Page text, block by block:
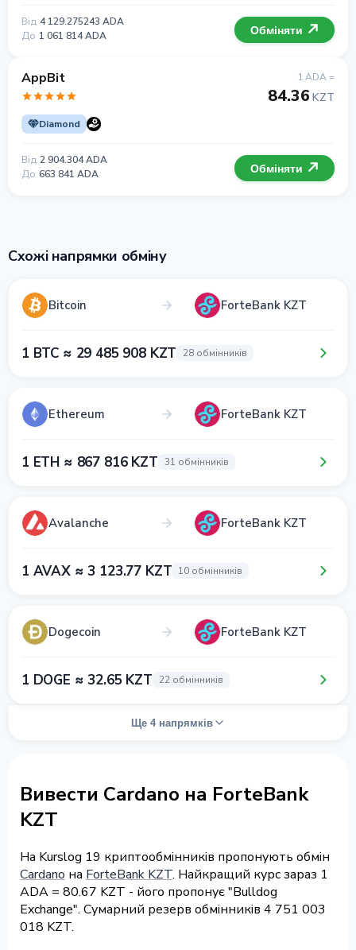
Від 4 129.275243 ADA
До 1 061 814 ADA Обміняти
AppBit
Diamond
1 ADA =
84.36 KZT
Від 2 904.304 ADA
До 663 841 ADA Обміняти
Схожі напрямки обміну
Bitcoin ForteBank KZT
1 BTC ≈ 29 485 908 KZT 28 обмінників
Ethereum ForteBank KZT
1 ETH ≈ 867 816 KZT 31 обмінників
Avalanche ForteBank KZT
1 AVAX ≈ 3 123.77 KZT 10 обмінників
Dogecoin ForteBank KZT
1 DOGE ≈ 32.65 KZT 22 обмінників
Ще 4 напрямків
Вивести Cardano на ForteBank
KZT
На Kurslog 19 криптообмінників пропонують обмін
Cardano на ForteBank KZT. Найкращий курс зараз 1
ADA = 80.67 KZT - його пропонує "Bulldog
Exchange". Сумарний резерв обмінників 4 751 003
018 KZT.